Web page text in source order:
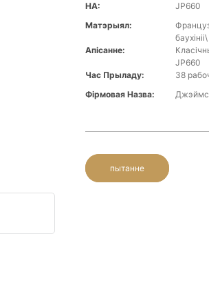
НА:
JP660
Матэрыял:
Апісанне:
JP660
Час Прыладу:
38
Фірмовая Назва:
пытанне